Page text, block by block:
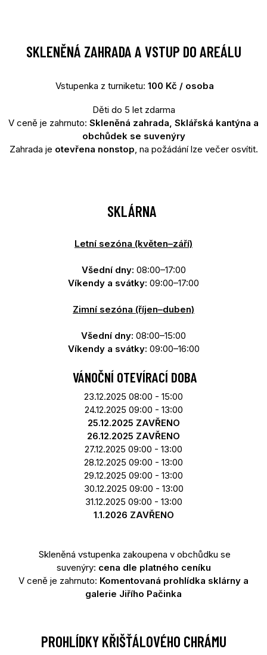
SKLENĚNÁ ZAHRADA A VSTUP DO AREÁLU
Vstupenka z turniketu: 100 Kč / osoba
Děti do 5 let zdarma
V ceně je zahrnuto: Skleněná zahrada, Sklářská kantýna a
obchůdek se suvenýry
Zahrada je otevřena nonstop, na požádání lze večer osvítit.
SKLÁRNA
Letní sezóna (květen–září)
Všední dny: 08:00–17:00
Víkendy a svátky: 09:00–17:00
Zimní sezóna (říjen–duben)
Všední dny: 08:00–15:00
Víkendy a svátky: 09:00–16:00
VÁNOČNÍ OTEVÍRACÍ DOBA
23.12.2025 08:00 - 15:00
24.12.2025 09:00 - 13:00
25.12.2025 ZAVŘENO
26.12.2025 ZAVŘENO
27.12.2025 09:00 - 13:00
28.12.2025 09:00 - 13:00
29.12.2025 09:00 - 13:00
30.12.2025 09:00 - 13:00
31.12.2025 09:00 - 13:00
1.1.2026 ZAVŘENO
Skleněná vstupenka zakoupena v obchůdku se
suvenýry: cena dle platného ceníku
V ceně je zahrnuto: Komentovaná prohlídka sklárny a
galerie Jiřího Pačinka
PROHLÍDKY KŘIŠŤÁLOVÉHO CHRÁMU